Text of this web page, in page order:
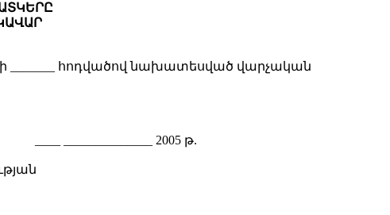
հոդվածով նախատեսված վարչական
____ ______________ 2005 թ.